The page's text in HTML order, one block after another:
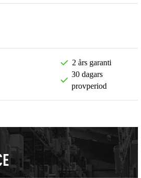
2 års garanti
30 dagars
provperiod